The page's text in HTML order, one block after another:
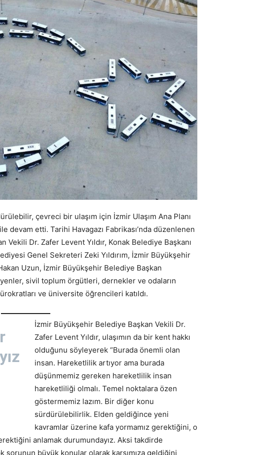
çevreci bir ulaşım için İzmir Ulaşım Ana Planı
devam etti. Tarihi Havagazı Fabrikası’nda düzenlenen
Vekili Dr. Zafer Levent Yıldır, Konak Belediye Başkanı
Genel Sekreteri Zeki Yıldırım, İzmir Büyükşehir
Uzun, İzmir Büyükşehir Belediye Başkan
sivil toplum örgütleri, dernekler ve odaların
ve üniversite öğrencileri katıldı.
İzmir Büyükşehir Belediye Başkan Vekili Dr.
Zafer Levent Yıldır, ulaşımın da bir kent hakkı
olduğunu söyleyerek “Burada önemli olan
insan. Hareketlilik artıyor ama burada
düşünmemiz gereken hareketlilik insan
hareketliliği olmalı. Temel noktalara özen
göstermemiz lazım. Bir diğer konu
sürdürülebilirlik. Elden geldiğince yeni
kavramlar üzerine kafa yormamız gerektiğini, o
anlamak durumundayız. Aksi takdirde
büyük konular olarak karşımıza geldiğini